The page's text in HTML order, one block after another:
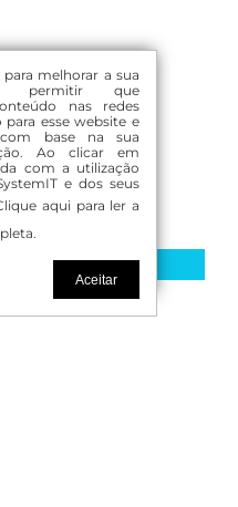
melhorar a sua
permitir que
nas redes
esse website e
com base na sua
Ao clicar em
com a utilização
e dos seus
aqui para ler a
Aceitar